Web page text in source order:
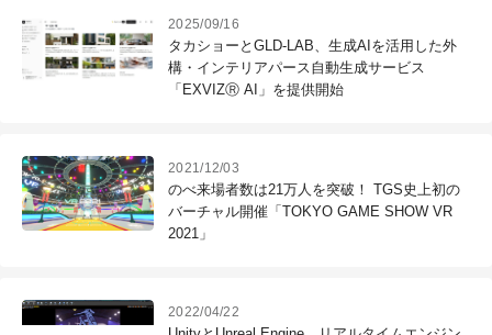
2025/09/16
タカショーとGLD-LAB、生成AIを活用した外
構・インテリアパース自動生成サービス
「EXVIZⓇ AI」を提供開始
2021/12/03
のべ来場者数は21万人を突破！ TGS史上初の
バーチャル開催「TOKYO GAME SHOW VR
2021」
2022/04/22